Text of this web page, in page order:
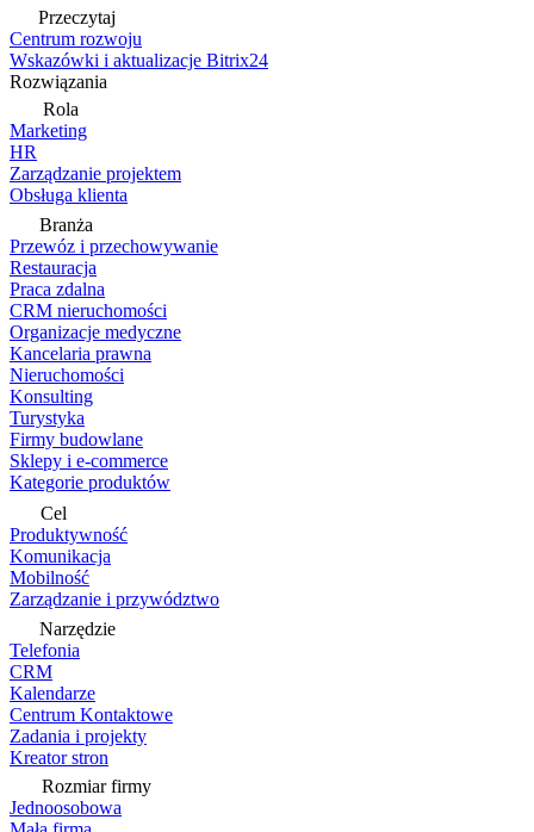
Przeczytaj
Centrum rozwoju
Wskazówki i aktualizacje Bitrix24
Rozwiązania
Rola
Marketing
HR
Zarządzanie projektem
Obsługa klienta
Branża
Przewóz i przechowywanie
Restauracja
Praca zdalna
CRM nieruchomości
Organizacje medyczne
Kancelaria prawna
Nieruchomości
Konsulting
Turystyka
Firmy budowlane
Sklepy i e-commerce
Kategorie produktów
Cel
Produktywność
Komunikacja
Mobilność
Zarządzanie i przywództwo
Narzędzie
Telefonia
CRM
Kalendarze
Centrum Kontaktowe
Zadania i projekty
Kreator stron
Rozmiar firmy
Jednoosobowa